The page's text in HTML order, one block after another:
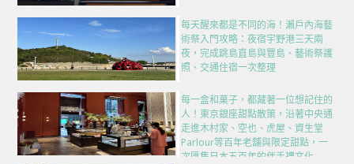
每天醒來都是不同的海！瀨戶內海藝
術祭入門攻略：夜宿宇野港三天兩
夜，完成跳島直島與豐島、藝術祭護
照、交通住宿一次整理
每一盒和菓子，都藏著一位想記住的
人！東京銀座甜點散策，沿著中央通
走進木村家、空也、虎屋、資生堂
Parlour等百年老舖與限定甜點，一
次匯集日本五百年的伴手禮文化